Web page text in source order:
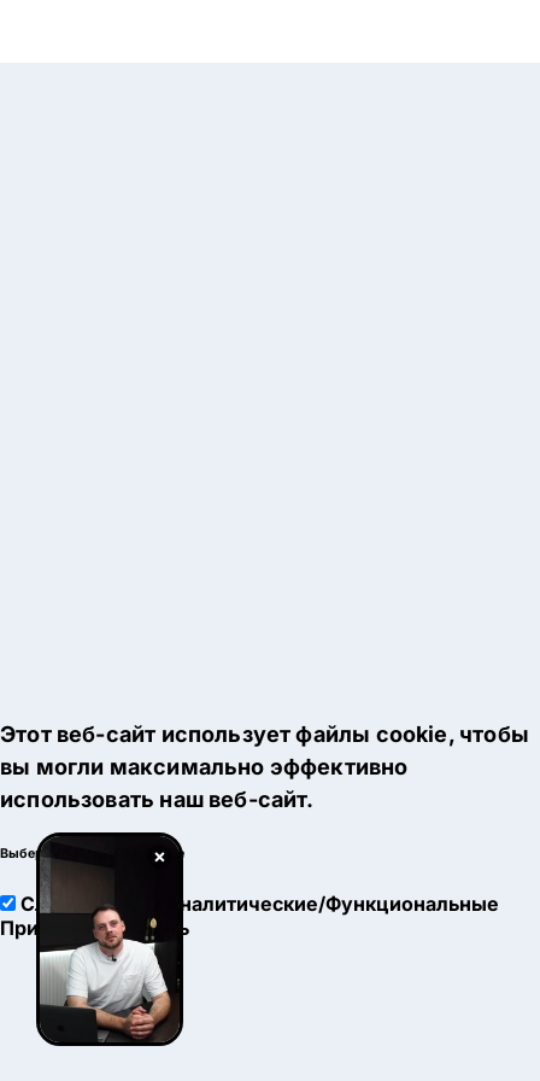
×
Этот веб-сайт использует файлы cookie, чтобы
вы могли максимально эффективно
использовать наш веб-сайт.
Выберите настройки cookie
Служебные
Аналитические/Функциональные
Принять
Настроить